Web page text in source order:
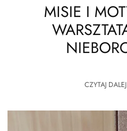
MISIE I
CZYTAJ DALEJ